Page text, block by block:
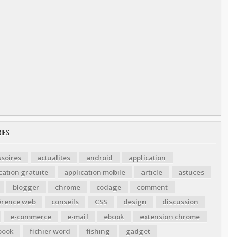
actualites android
application
gratuite
application mobile article
astuces
blogger
chrome codage
comment
web
conseils CSS design
discussion
e-commerce
e-mail ebook
extension chrome
fichier word fishing
gadget